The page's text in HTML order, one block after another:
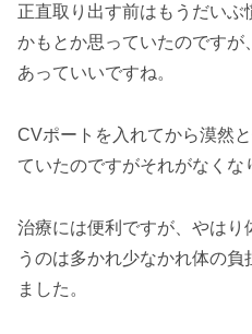
正直取り出す前はもうだい
かもとか思っていたのです
あっていいですね。
CVポートを入れてから漠然
ていたのですがそれがなくな
治療には便利ですが、やは
うのは多かれ少なかれ体の
ました。